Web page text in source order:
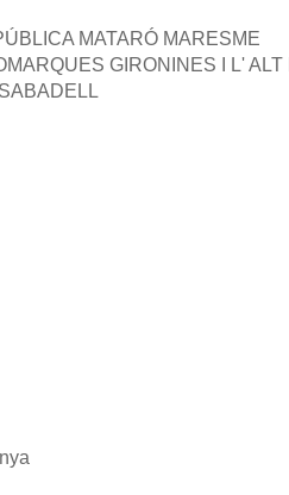
MATARÓ MARESME
GIRONINES I L' ALT